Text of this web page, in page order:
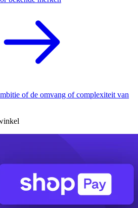
of de omvang of complexiteit van